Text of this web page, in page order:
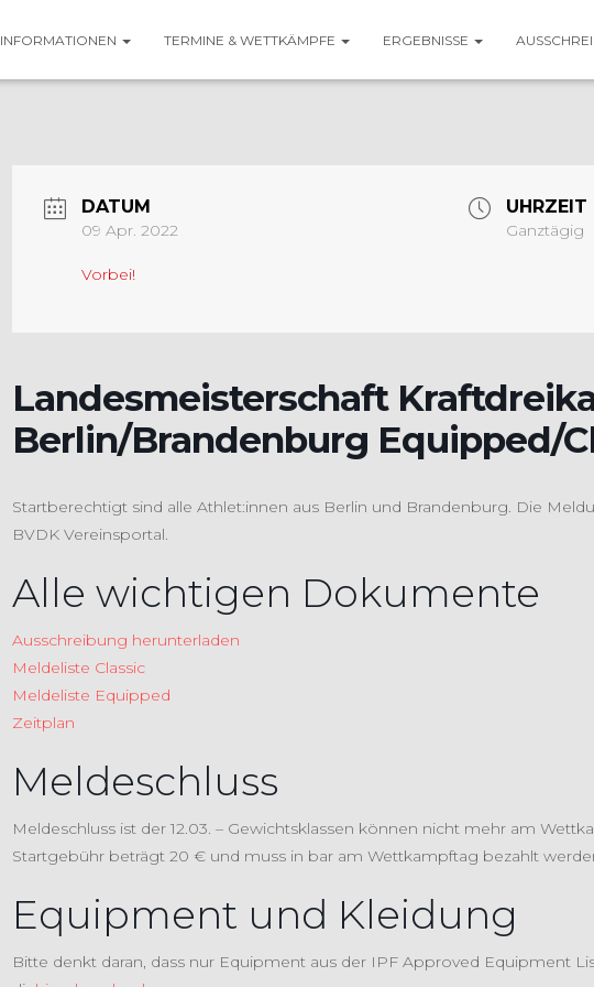
INFORMATIONEN TERMINE & WETTKÄMPFE ERGEBNISSE
DATUM
09 Apr. 2022
Vorbei!
UHRZEIT
Ganztägig
Landesmeisterschaft
Berlin/Brandenburg Equipped/
Startberechtigt sind alle Athlet:innen aus Berlin und Brandenburg. Die
BVDK Vereinsportal.
Alle wichtigen Dokumente
Ausschreibung herunterladen
Meldeliste Classic
Meldeliste Equipped
Zeitplan
Meldeschluss
Meldeschluss ist der 12.03. – Gewichtsklassen können nicht mehr am
Startgebühr beträgt 20 € und muss in bar am Wettkampftag bezahlt
Equipment und Kleidung
Bitte denkt daran, dass nur Equipment aus der IPF Approved Equipment